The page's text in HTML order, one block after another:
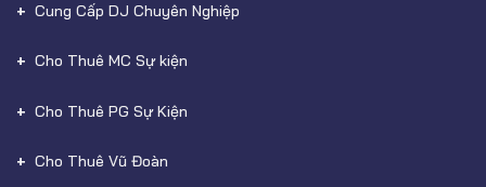
Cung Cấp DJ Chuyên Nghiệp
Cho Thuê MC Sự kiện
Cho Thuê PG Sự Kiện
Cho Thuê Vũ Đoàn